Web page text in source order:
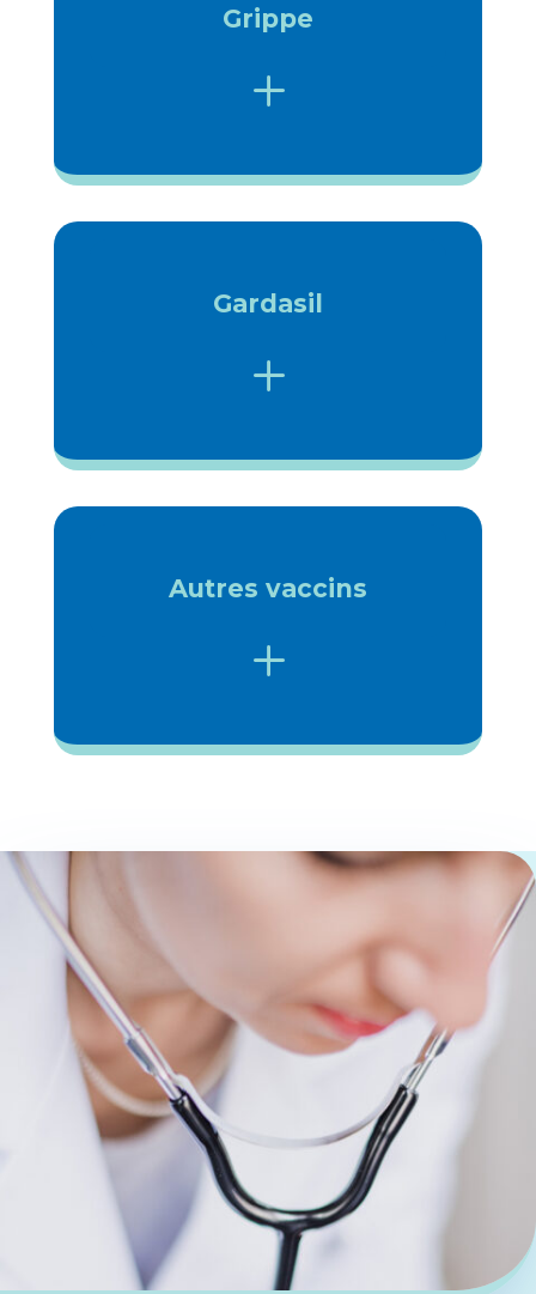
Grippe
L
Gardasil
L
Autres vaccins
L